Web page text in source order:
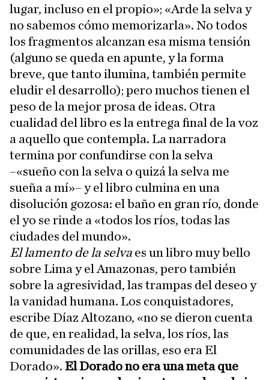
lugar, incluso en el propio»; «Arde la selva y
no sabemos cómo memorizarla». No todos
los fragmentos alcanzan esa misma tensión
(alguno se queda en apunte, y la forma
breve, que tanto ilumina, también permite
eludir el desarrollo); pero muchos tienen el
peso de la mejor prosa de ideas. Otra
cualidad del libro es la entrega final de la voz
a aquello que contempla. La narradora
termina por confundirse con la selva
–«sueño con la selva o quizá la selva me
sueña a mí»– y el libro culmina en una
disolución gozosa: el baño en gran río, donde
el yo se rinde a «todos los ríos, todas las
ciudades del mundo».
El lamento de la selva es un libro muy bello
sobre Lima y el Amazonas, pero también
sobre la agresividad, las trampas del deseo y
la vanidad humana. Los conquistadores,
escribe Díaz Altozano, «no se dieron cuenta
de que, en realidad, la selva, los ríos, las
comunidades de las orillas, eso era El
Dorado». El Dorado no era una meta que